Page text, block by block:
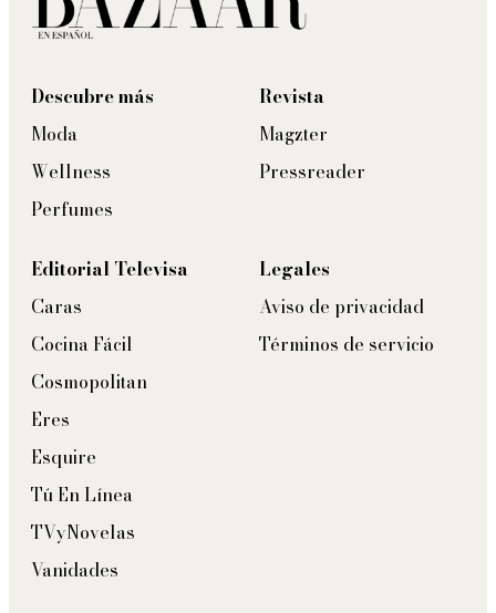
Descubre más
Moda
Wellness
Perfumes
Revista
Magzter
Pressreader
Editorial Televisa
Caras
Cocina Fácil
Cosmopolitan
Eres
Esquire
Tú En Línea
TVyNovelas
Vanidades
Legales
Aviso de privacidad
Términos de servicio